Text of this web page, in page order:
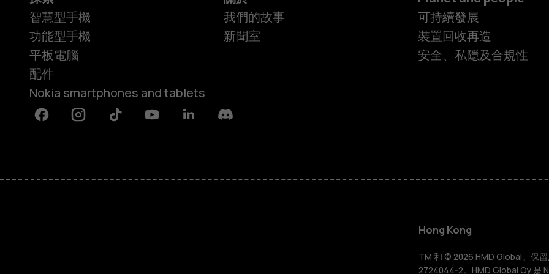
行
速
度
智慧型手機
功能型手機
智慧型手機
功能型手機
平板電腦
配件
Nokia smartphones and tablets
我們的故事
新聞室
可持續發展
裝置回收再造
安全、私隱及合規性
FacebookInstagramTiktok YoutubeLinkedinDiscord
Hong Kong
TM 和 © 2026 HMD Global。保
2724044-2。HMD Global Oy 是